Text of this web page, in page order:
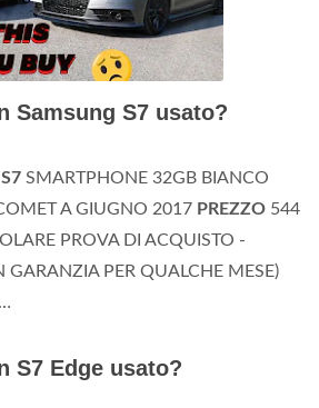
Samsung S7 usato?
SMARTPHONE 32GB BIANCO
A GIUGNO 2017 PREZZO 544
PROVA DI ACQUISTO -
GARANZIA PER QUALCHE MESE)
S7 Edge usato?